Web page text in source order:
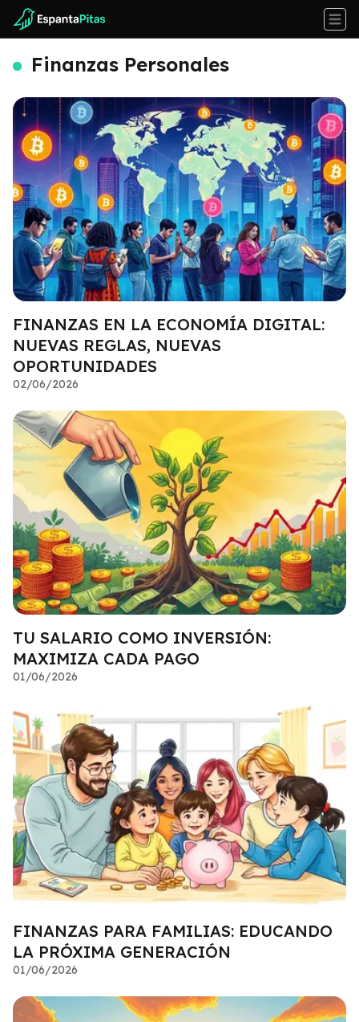
Finanzas Personales
FINANZAS EN LA ECONOMÍA DIGITAL:
NUEVAS REGLAS, NUEVAS
OPORTUNIDADES
02/06/2026
TU SALARIO COMO INVERSIÓN:
MAXIMIZA CADA PAGO
01/06/2026
FINANZAS PARA FAMILIAS: EDUCANDO
LA PRÓXIMA GENERACIÓN
01/06/2026